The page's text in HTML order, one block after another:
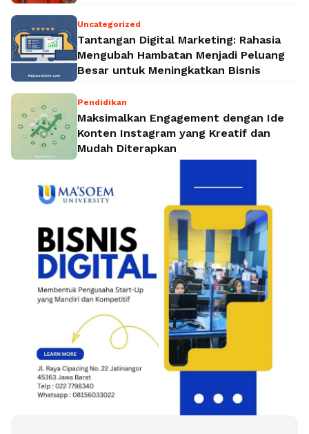
Uncategorized
Tantangan Digital Marketing: Rahasia
Mengubah Hambatan Menjadi Peluang
Besar untuk Meningkatkan Bisnis
Pendidikan
Maksimalkan Engagement dengan Ide
Konten Instagram yang Kreatif dan
Mudah Diterapkan